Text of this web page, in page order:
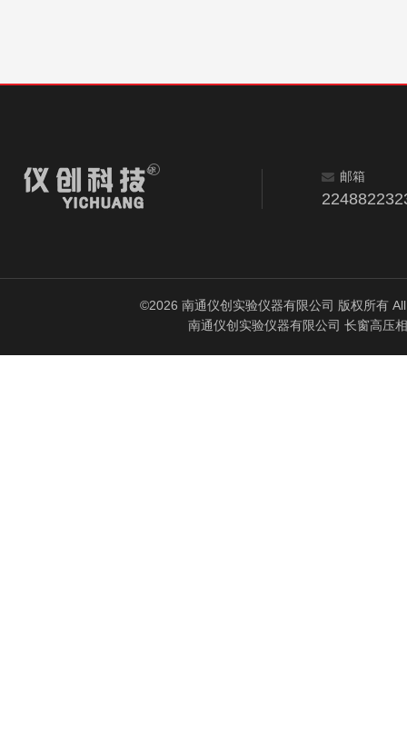
邮箱
©2026 南通仪创实验仪器有限公司 版权所有
南通仪创实验仪器有限公司 长窗高压